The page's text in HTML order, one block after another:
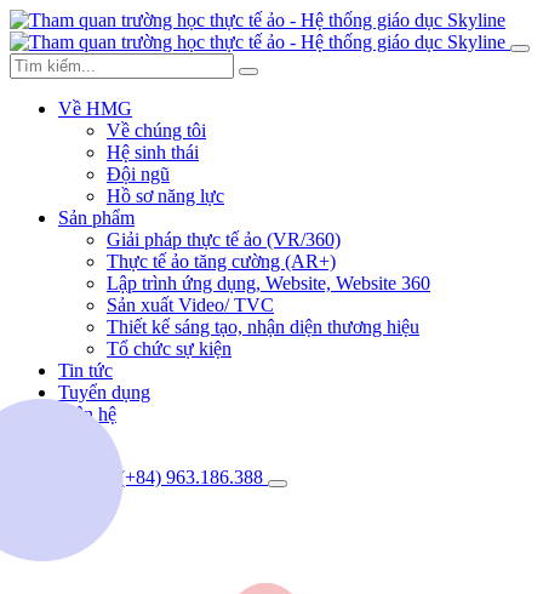
Về HMG
Về chúng tôi
Hệ sinh thái
Đội ngũ
Hồ sơ năng lực
Sản phẩm
Giải pháp thực tế ảo (VR/360)
Thực tế ảo tăng cường (AR+)
Lập trình ứng dụng, Website, Website 360
Sản xuất Video/ TVC
Thiết kế sáng tạo, nhận diện thương hiệu
Tổ chức sự kiện
Tin tức
Tuyển dụng
Liên hệ
(+84) 963.186.388